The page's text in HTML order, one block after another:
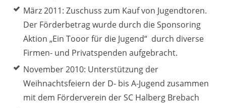
März 2011: Zuschuss zum Kauf von Jugendtoren.
Der Förderbetrag wurde durch die Sponsoring
Aktion „Ein Tooor für die Jugend“ durch diverse
Firmen- und Privatspenden aufgebracht.
November 2010: Unterstützung der
Weihnachtsfeiern der D- bis A-Jugend zusammen
mit dem Förderverein der SC Halberg Brebach